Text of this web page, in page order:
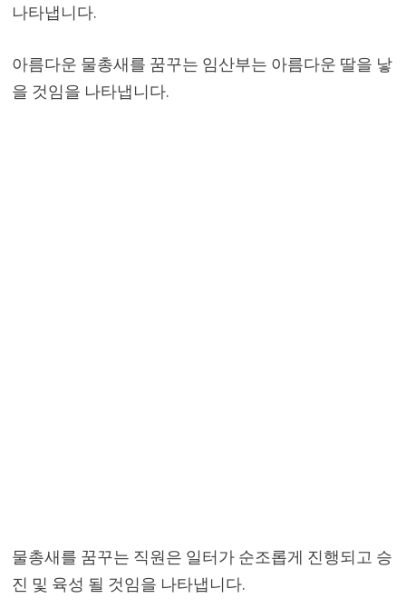
나타냅니다.
아름다운 물총새를 꿈꾸는 임산부는 아름다운 딸을 낳
을 것임을 나타냅니다.
물총새를 꿈꾸는 직원은 일터가 순조롭게 진행되고 승
진 및 육성 될 것임을 나타냅니다.